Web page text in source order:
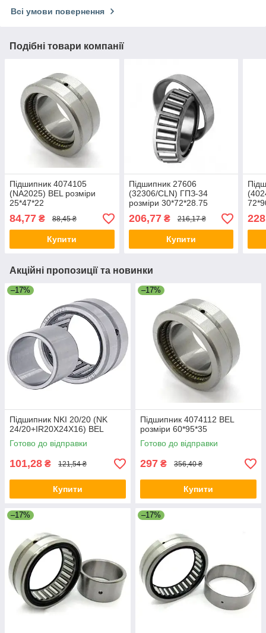
Всі умови повернення
Подібні товари компанії
Підшипник 4074105
(NA2025) BEL розміри
25*47*22
84,77 ₴ 88,45 ₴
Купити
Підшипник 27606
(32306/CLN) ГПЗ-34
розміри 30*72*28.75
206,77₴ 216,17 ₴
Купити
Акційні пропозиції та новинки
–17%
Підшипник NKI 20/20 (NK
24/20+IR20X24X16) BEL
Готово до відправки
101,28 ₴ 121,54 ₴
Купити
–17%
Підшипник 4074112 BEL
розміри 60*95*35
Готово до відправки
297 ₴ 356,40 ₴
Купити
–17% –17%